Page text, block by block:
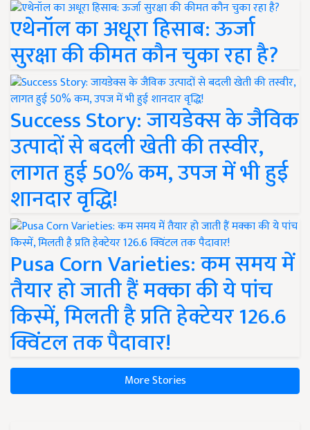
एथेनॉल का अधूरा हिसाब: ऊर्जा
सुरक्षा की कीमत कौन चुका रहा है?
Success Story: जायडेक्स के जैविक
उत्पादों से बदली खेती की तस्वीर,
लागत हुई 50% कम, उपज में भी हुई
शानदार वृद्धि!
Pusa Corn Varieties: कम समय में
तैयार हो जाती हैं मक्का की ये पांच
किस्में, मिलती है प्रति हेक्टेयर 126.6
क्विंटल तक पैदावार!
More Stories